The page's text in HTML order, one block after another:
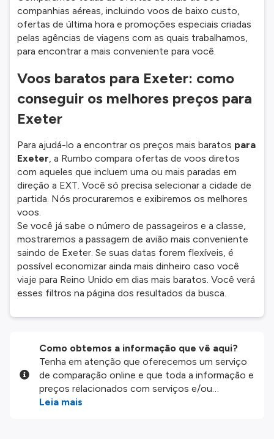
companhias aéreas, incluindo voos de baixo custo,
ofertas de última hora e promoções especiais criadas
pelas agências de viagens com as quais trabalhamos,
para encontrar a mais conveniente para você.
Voos baratos para Exeter: como
conseguir os melhores preços para
Exeter
Para ajudá-lo a encontrar os preços mais baratos para
Exeter, a Rumbo compara ofertas de voos diretos
com aqueles que incluem uma ou mais paradas em
direção a EXT. Você só precisa selecionar a cidade de
partida. Nós procuraremos e exibiremos os melhores
voos.
Se você já sabe o número de passageiros e a classe,
mostraremos a passagem de avião mais conveniente
saindo de Exeter. Se suas datas forem flexíveis, é
possível economizar ainda mais dinheiro caso você
viaje para Reino Unido em dias mais baratos. Você verá
esses filtros na página dos resultados da busca.
Como obtemos a informação que vê aqui?
Tenha em atenção que oferecemos um serviço
de comparação online e que toda a informação e
preços relacionados com serviços e/ou
produtos disponíveis no nosso website são
Leia mais